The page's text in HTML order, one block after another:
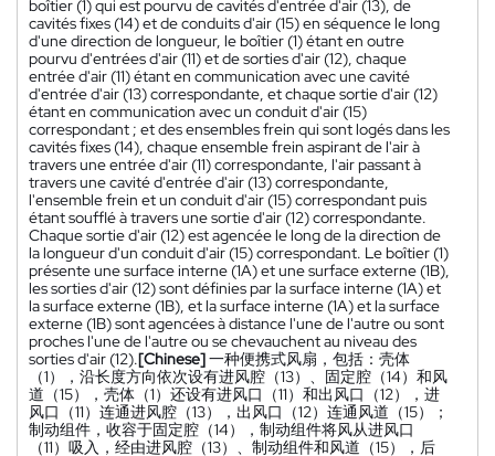
boîtier (1) qui est pourvu de cavités d'entrée d'air (13), de
cavités fixes (14) et de conduits d'air (15) en séquence le long
d'une direction de longueur, le boîtier (1) étant en outre
pourvu d'entrées d'air (11) et de sorties d'air (12), chaque
entrée d'air (11) étant en communication avec une cavité
d'entrée d'air (13) correspondante, et chaque sortie d'air (12)
étant en communication avec un conduit d'air (15)
correspondant ; et des ensembles frein qui sont logés dans les
cavités fixes (14), chaque ensemble frein aspirant de l'air à
travers une entrée d'air (11) correspondante, l'air passant à
travers une cavité d'entrée d'air (13) correspondante,
l'ensemble frein et un conduit d'air (15) correspondant puis
étant soufflé à travers une sortie d'air (12) correspondante.
Chaque sortie d'air (12) est agencée le long de la direction de
la longueur d'un conduit d'air (15) correspondant. Le boîtier (1)
présente une surface interne (1A) et une surface externe (1B),
les sorties d'air (12) sont définies par la surface interne (1A) et
la surface externe (1B), et la surface interne (1A) et la surface
externe (1B) sont agencées à distance l'une de l'autre ou sont
proches l'une de l'autre ou se chevauchent au niveau des
sorties d'air (12).[Chinese]一种便携式风扇，包括：壳体
（1），沿长度方向依次设有进风腔（13）、固定腔（14）和风
道（15），壳体（1）还设有进风口（11）和出风口（12），进
风口（11）连通进风腔（13），出风口（12）连通风道（15）；
制动组件，收容于固定腔（14），制动组件将风从进风口
（11）吸入，经由进风腔（13）、制动组件和风道（15），后